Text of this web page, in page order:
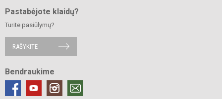
Pastabėjote klaidų?
Turite pasiūlymų?
RAŠYKITE
Bendraukime